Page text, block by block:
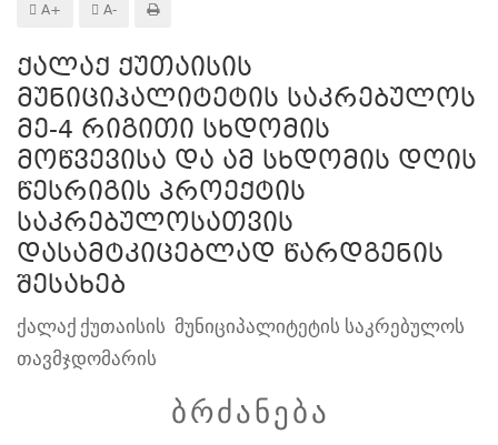
A+ A-
ქალაქ ქუთაისის
მუნიციპალიტეტის საკრებულოს
მე-4 რიგითი სხდომის
მოწვევისა და ამ სხდომის დღის
წესრიგის პროექტის
საკრებულოსათვის
დასამტკიცებლად წარდგენის
შესახებ
ქალაქ ქუთაისის მუნიციპალიტეტის საკრებულოს
თავმჯდომარის
ბრძანე ბა